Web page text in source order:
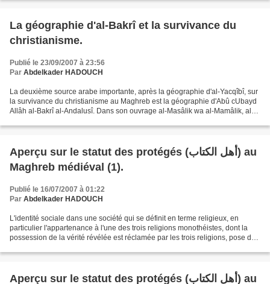
La géographie d'al-Bakrî et la survivance du
christianisme.
Publié le 23/09/2007 à 23:56
Par Abdelkader HADOUCH
La deuxième source arabe importante, après la géographie d'al-Yacqîbî, sur
la survivance du christianisme au Maghreb est la géographie d'Abû cUbayd
Allâh al-Bakrî al-Andalusî. Dans son ouvrage al-Masâlik wa al-Mamâlik, al-
Aperçu sur le statut des protégés (أهل الكتاب) au
Maghreb médiéval (1).
Publié le 16/07/2007 à 01:22
Par Abdelkader HADOUCH
L'identité sociale dans une société qui se définit en terme religieux, en
particulier l'appartenance à l'une des trois religions monothéistes, dont la
possession de la vérité révélée est réclamée par les trois religions, pose des
Aperçu sur le statut des protégés (أهل الكتاب) au